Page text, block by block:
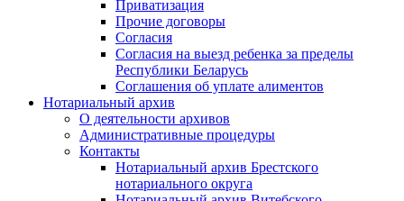
Приватизация
Прочие договоры
Согласия
Согласия на выезд ребенка за пределы
Республики Беларусь
Соглашения об уплате алиментов
Нотариальный архив
О деятельности архивов
Административные процедуры
Контакты
Нотариальный архив Брестского
нотариального округа